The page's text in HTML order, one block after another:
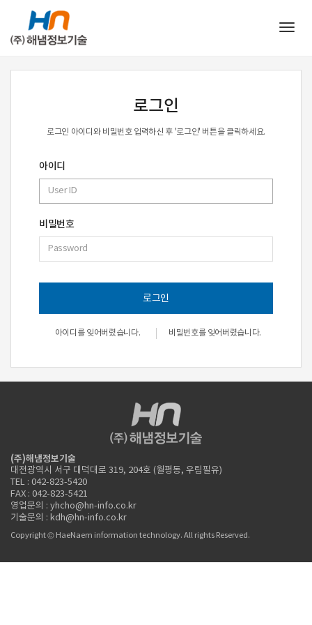
로그인
로그인 아이디와 비밀번호 입력하신 후 '로그인' 버튼을 클릭하세요.
아이디
비밀번호
로그인
아이디를 잊어버렸습니다. 비밀번호를 잊어버렸습니다.
(주)해냄정보기술
대전광역시 서구 대덕대로 319, 204호 (월평동, 우림필유)
TEL : 042-823-5420
FAX : 042-823-5421
영업문의 : yhcho@hn-info.co.kr
기술문의 : kdh@hn-info.co.kr
Copyright © HaeNaem information technology. All rights Reserved.